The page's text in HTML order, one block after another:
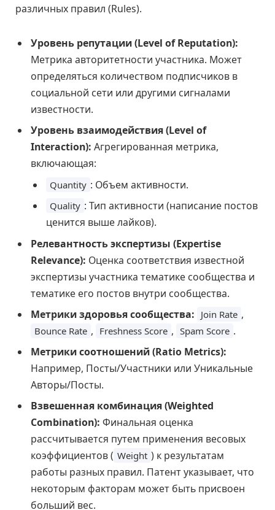
различных правил (Rules).
Уровень репутации (Level of Reputation):
Метрика авторитетности участника. Может
определяться количеством подписчиков в
социальной сети или другими сигналами
известности.
Уровень взаимодействия (Level of
Interaction): Агрегированная метрика,
включающая:
Quantity : Объем активности.
Quality : Тип активности (написание постов
ценится выше лайков).
Релевантность экспертизы (Expertise
Relevance): Оценка соответствия известной
экспертизы участника тематике сообщества и
тематике его постов внутри сообщества.
Метрики здоровья сообщества: Join Rate ,
Bounce Rate , Freshness Score , Spam Score .
Метрики соотношений (Ratio Metrics):
Например, Посты/Участники или Уникальные
Авторы/Посты.
Взвешенная комбинация (Weighted
Combination): Финальная оценка
рассчитывается путем применения весовых
коэффициентов ( Weight ) к результатам
работы разных правил. Патент указывает, что
некоторым факторам может быть присвоен
больший вес.